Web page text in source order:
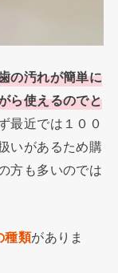
の汚れが簡単に
ら使えるのでと
最近では１００
いがあるため購
方も多いのでは
種類がありま